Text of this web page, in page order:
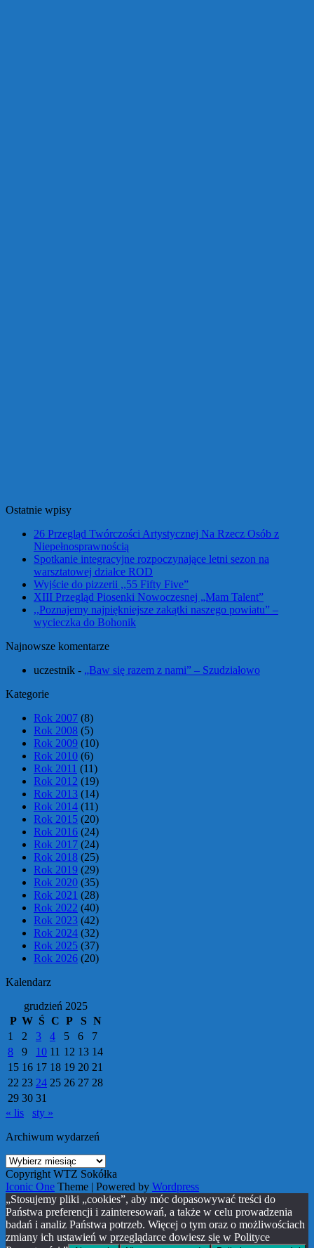
Ostatnie wpisy
26 Przegląd Twórczości Artystycznej Na Rzecz Osób z
Niepełnosprawnością
Spotkanie integracyjne rozpoczynające letni sezon na
warsztatowej działce ROD
Wyjście do pizzerii ,,55 Fifty Five”
XIII Przegląd Piosenki Nowoczesnej „Mam Talent”
,,Poznajemy najpiękniejsze zakątki naszego powiatu” –
wycieczka do Bohonik
Najnowsze komentarze
uczestnik - „Baw się razem z nami” – Szudziałowo
Kategorie
Rok 2007 (8)
Rok 2008 (5)
Rok 2009 (10)
Rok 2010 (6)
Rok 2011 (11)
Rok 2012 (19)
Rok 2013 (14)
Rok 2014 (11)
Rok 2015 (20)
Rok 2016 (24)
Rok 2017 (24)
Rok 2018 (25)
Rok 2019 (29)
Rok 2020 (35)
Rok 2021 (28)
Rok 2022 (40)
Rok 2023 (42)
Rok 2024 (32)
Rok 2025 (37)
Rok 2026 (20)
Kalendarz
grudzień 2025
P W Ś C P S N
1
2 3 4 5 6
7
8
9 10 11 12 13 14
15 16 17 18 19 20 21
22 23 24 25 26 27 28
29 30 31
« lis
sty »
Archiwum wydarzeń
Archiwum
wydarzeń
Copyright WTZ Sokółka
Iconic One Theme | Powered by Wordpress
„Stosujemy pliki „cookies”, aby móc dopasowywać treści do
Państwa preferencji i zainteresowań, a także w celu prowadzenia
badań i analiz Państwa potrzeb. Więcej o tym oraz o możliwościach
zmiany ich ustawień w przeglądarce dowiesz się w Polityce